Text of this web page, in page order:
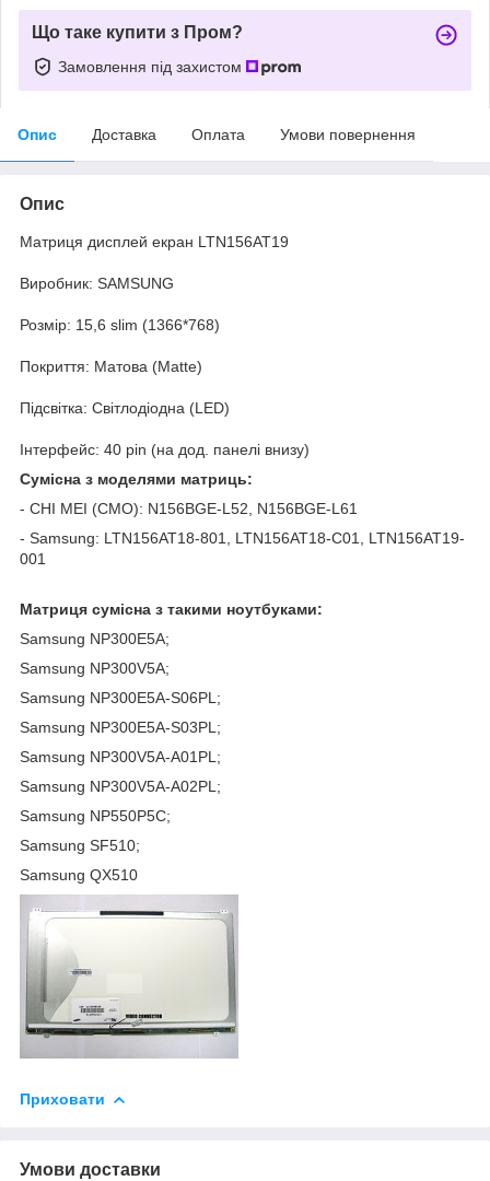
Що таке купити з Пром?
Замовлення під захистом
Опис Доставка Оплата Умови повернення
Опис
Матриця дисплей екран LTN156AT19
Виробник: SAMSUNG
Розмір: 15,6 slim (1366*768)
Покриття: Матова (Matte)
Підсвітка: Світлодіодна (LED)
Інтерфейс: 40 pin (на дод. панелі внизу)
Сумісна з моделями матриць:
- CHI MEI (CMO): N156BGE-L52, N156BGE-L61
- Samsung: LTN156AT18-801, LTN156AT18-C01, LTN156AT19-
001
Матриця сумісна з такими ноутбуками:
Samsung NP300E5A;
Samsung NP300V5A;
Samsung NP300E5A-S06PL;
Samsung NP300E5A-S03PL;
Samsung NP300V5A-A01PL;
Samsung NP300V5A-A02PL;
Samsung NP550P5C;
Samsung SF510;
Samsung QX510
Приховати
Умови доставки